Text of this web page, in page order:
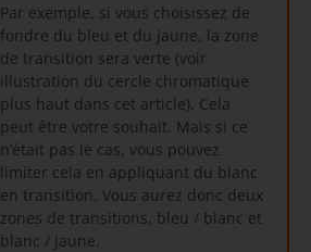
Par exemple, si vous choisissez de
fondre du bleu et du jaune, la zone
de transition sera verte (voir
illustration du cercle chromatique
plus haut dans cet article). Cela
peut être votre souhait. Mais si ce
n’était pas le cas, vous pouvez
limiter cela en appliquant du blanc
en transition. Vous aurez donc deux
zones de transitions, bleu / blanc et
blanc / jaune.